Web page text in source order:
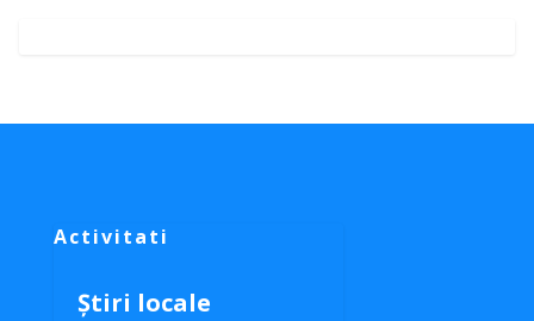
Activitati
Știri locale